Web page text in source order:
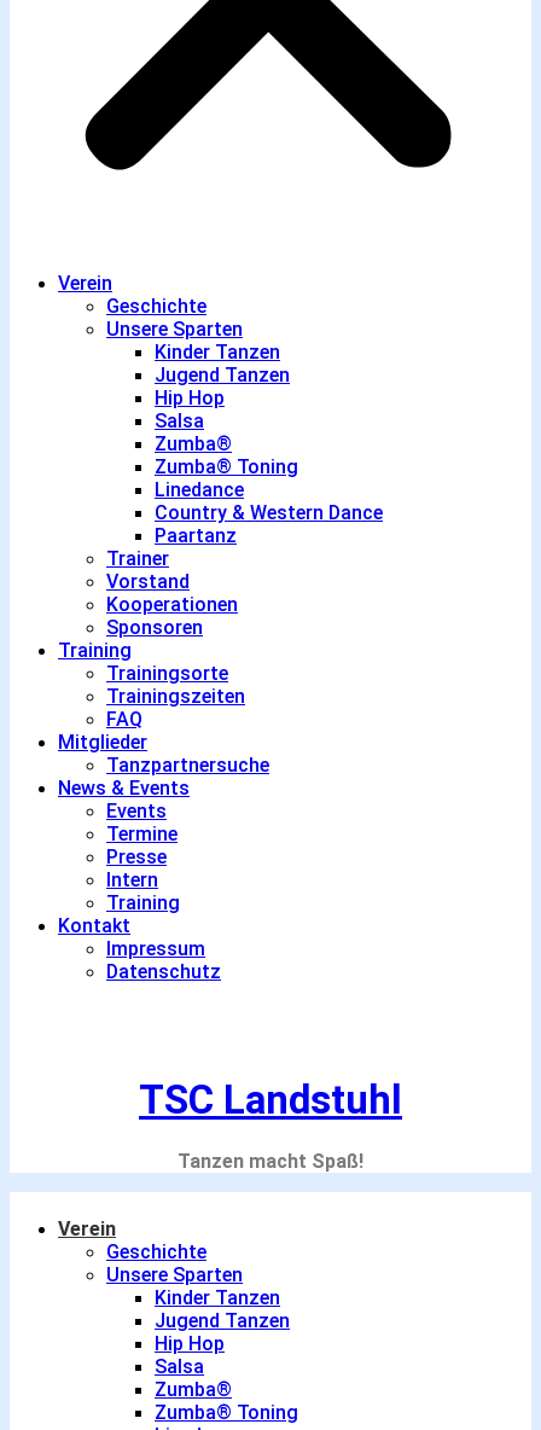
Verein
Geschichte
Unsere Sparten
Kinder Tanzen
Jugend Tanzen
Hip Hop
Salsa
Zumba®
Zumba® Toning
Linedance
Country & Western Dance
Paartanz
Trainer
Vorstand
Kooperationen
Sponsoren
Training
Trainingsorte
Trainingszeiten
FAQ
Mitglieder
Tanzpartnersuche
News & Events
Events
Termine
Presse
Intern
Training
Kontakt
Impressum
Datenschutz
TSC Landstuhl
Tanzen macht Spaß!
Verein
Geschichte
Unsere Sparten
Kinder Tanzen
Jugend Tanzen
Hip Hop
Salsa
Zumba®
Zumba® Toning